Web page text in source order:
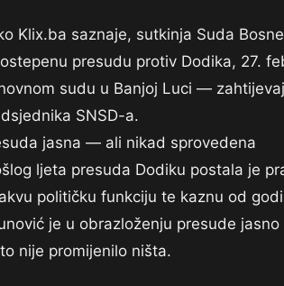
Klix.ba saznaje, sutkinja Suda
presudu protiv Dodika, 27.
sudu u Banjoj Luci —
SNSD-a.
jasna — ali nikad sprovedena
ljeta presuda Dodiku postala je
političku funkciju te kaznu od
je u obrazloženju presude
nije promijenilo ništa.